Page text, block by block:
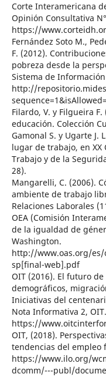
Corte Interamericana
Opinión Consultativa
https://
Fernández Soto M.,
F. (2012).
pobreza desde la
Sistema de
http://
Filardo, V. y Filgueira
educación. Colección
Gamonal S. y Ugarte J.
lugar de trabajo, en
Trabajo y de la
28).
Mangarelli, C. (2006).
ambiente de trabajo
Relaciones Laborales
OEA (Comisión
de la igualdad de
Washington.
http://www.oas.org/
sp[final-web].pdf
OIT (2016). El futuro
demográficos,
Iniciativas del
Nota Informativa 2, OIT.
https://
OIT, (2018).
tendencias del empleo
https://www.ilo.org/
dcomm/---publ/